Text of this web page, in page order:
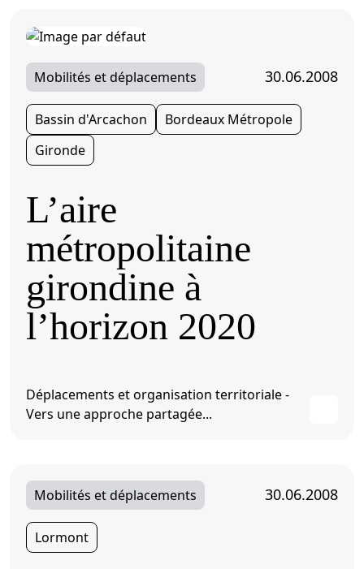
Mobilités et déplacements 30.06.2008
Bassin d'Arcachon
Bordeaux Métropole
Gironde
L’aire
métropolitaine
girondine à
l’horizon 2020
Déplacements et organisation territoriale -
Vers une approche partagée...
Mobilités et déplacements 30.06.2008
Lormont